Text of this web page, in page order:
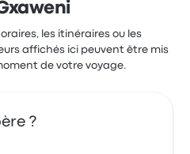
les itinéraires ou les
affichés ici peuvent être mis
de votre voyage.
?